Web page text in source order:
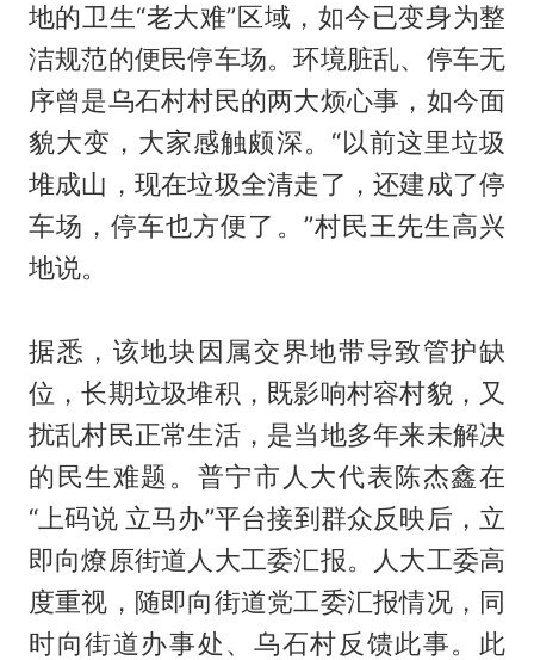
地的卫生“老大难”区域，如今已变身为整
洁规范的便民停车场。环境脏乱、停车无
序曾是乌石村村民的两大烦心事，如今面
貌大变，大家感触颇深。“以前这里垃圾
堆成山，现在垃圾全清走了，还建成了停
车场，停车也方便了。”村民王先生高兴
地说。
据悉，该地块因属交界地带导致管护缺
位，长期垃圾堆积，既影响村容村貌，又
扰乱村民正常生活，是当地多年来未解决
的民生难题。普宁市人大代表陈杰鑫在
“上码说 立马办”平台接到群众反映后，立
即向燎原街道人大工委汇报。人大工委高
度重视，随即向街道党工委汇报情况，同
时向街道办事处、乌石村反馈此事。此